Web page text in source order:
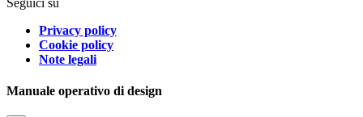
Privacy policy
Cookie policy
Note legali
Manuale operativo di design